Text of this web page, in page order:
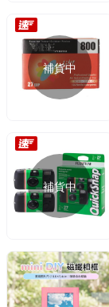
補貨中
補貨中